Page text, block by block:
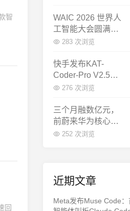
智
回
WAIC 2026 世界人
工智能大会圆满闭
幕：多项重磅成果
球AI合作新中心
283 次浏览
快手发布KAT-
Coder-Pro V2.5：
首个能端到端跑通
编程模型
276 次浏览
三个月融数亿元，
前蔚来华为核心成
员联手创立日冕开
252 次浏览
近期文章
Meta发布Muse Code：